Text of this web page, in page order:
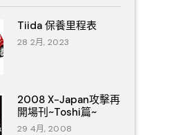
Tiida 保養里程表
28 2月, 2023
2008 X-Japan攻擊再
開場刊~Toshi篇~
29 4月, 2008